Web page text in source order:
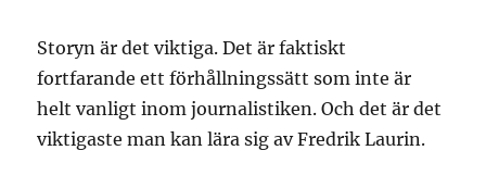
Storyn är det viktiga. Det är faktiskt
fortfarande ett förhållningssätt som inte är
helt vanligt inom journalistiken. Och det är det
viktigaste man kan lära sig av Fredrik Laurin.